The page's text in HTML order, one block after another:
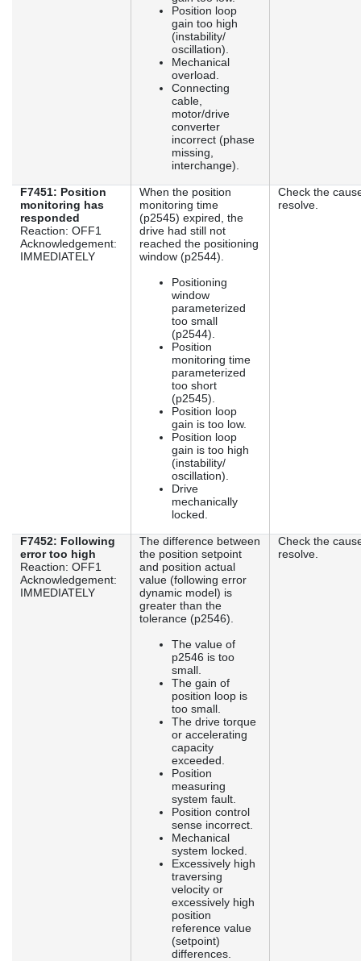
Position loop
gain too high
(instability/
oscillation).
Mechanical
overload.
Connecting
cable,
motor/drive
converter
incorrect (phase
missing,
interchange).
F7451: Position
monitoring has
responded
Reaction: OFF1
Acknowledgement:
IMMEDIATELY
When the position
monitoring time
(p2545) expired, the
drive had still not
reached the positioning
window (p2544).
Positioning
window
parameterized
too small
(p2544).
Position
monitoring time
parameterized
too short
(p2545).
Position loop
gain is too low.
Position loop
gain is too high
(instability/
oscillation).
Drive
mechanically
locked.
Check the
resolve.
F7452: Following
error too high
Reaction: OFF1
Acknowledgement:
IMMEDIATELY
The difference between
the position setpoint
and position actual
value (following error
dynamic model) is
greater than the
tolerance (p2546).
The value of
p2546 is too
small.
The gain of
position loop is
too small.
The drive torque
or accelerating
capacity
exceeded.
Position
measuring
system fault.
Position control
sense incorrect.
Mechanical
system locked.
Excessively high
traversing
velocity or
excessively high
position
reference value
(setpoint)
differences.
Check the
resolve.